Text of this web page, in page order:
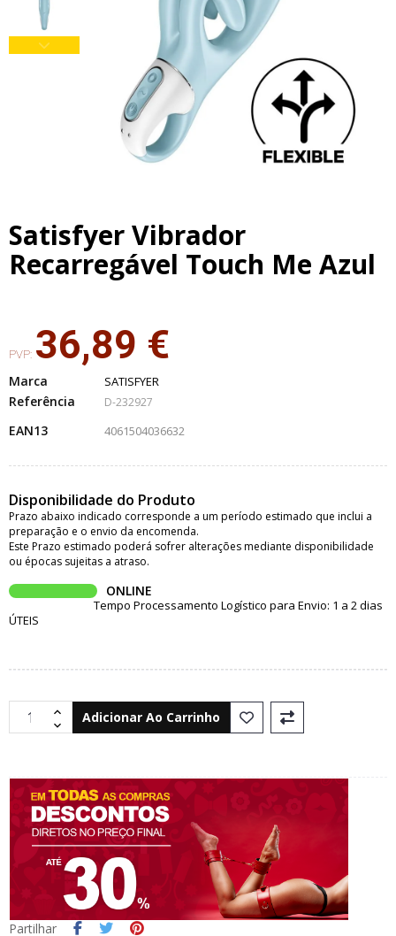
Satisfyer Vibrador
Recarregável Touch Me Azul
PVP: 36,89 €
Marca SATISFYER
Referência D-232927
EAN13 4061504036632
Disponibilidade do Produto
Prazo abaixo indicado corresponde a um período estimado que inclui a
preparação e o envio da encomenda.
Este Prazo estimado poderá sofrer alterações mediante disponibilidade
ou épocas sujeitas a atraso.
ONLINE
Tempo Processamento Logístico para Envio: 1 a 2 dias
ÚTEIS
Adicionar Ao Carrinho
Partilhar